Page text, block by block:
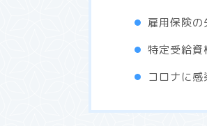
雇用保険の
特定受給資
コロナに